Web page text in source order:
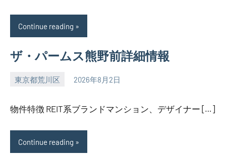
Continue reading
ザ・パームス熊野前詳細情報
東京都荒川区 2026年8月2日
SEZIMO
物件特徴 REIT系ブランドマンション、デザイナー […]
Continue reading